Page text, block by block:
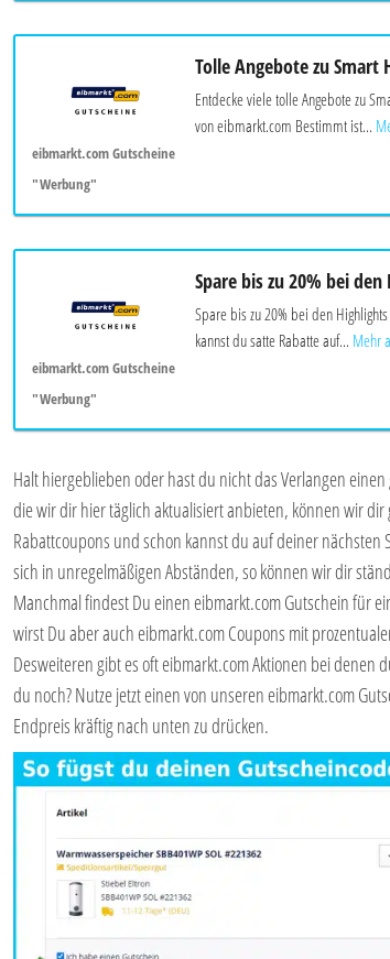
eibmarkt.com Gutscheine
"Werbung"
Tolle Angebote zu Smart
Entdecke viele tolle Angebote zu
von eibmarkt.com Bestimmt ist...
eibmarkt.com Gutscheine
"Werbung"
Spare bis zu 20% bei
Spare bis zu 20% bei den
kannst du satte Rabatte auf... Mehr
Halt hiergeblieben oder hast du nicht das Verlangen
die wir dir hier täglich aktualisiert anbieten, können wir
Rabattcoupons und schon kannst du auf deiner
sich in unregelmäßigen Abständen, so können wir dir
Manchmal findest Du einen eibmarkt.com Gutschein für
wirst Du aber auch eibmarkt.com Coupons mit
Desweiteren gibt es oft eibmarkt.com Aktionen bei
du noch? Nutze jetzt einen von unseren eibmarkt.com
Endpreis kräftig nach unten zu drücken.